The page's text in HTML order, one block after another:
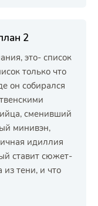
2
это- список
только что
он собирался
сменивший
минивэн,
идиллия
ставит сюжет-
тени, и что